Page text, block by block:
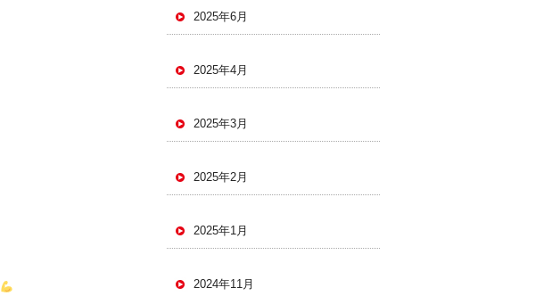
2025年6月
2025年4月
2025年3月
2025年2月
2025年1月
2024年11月